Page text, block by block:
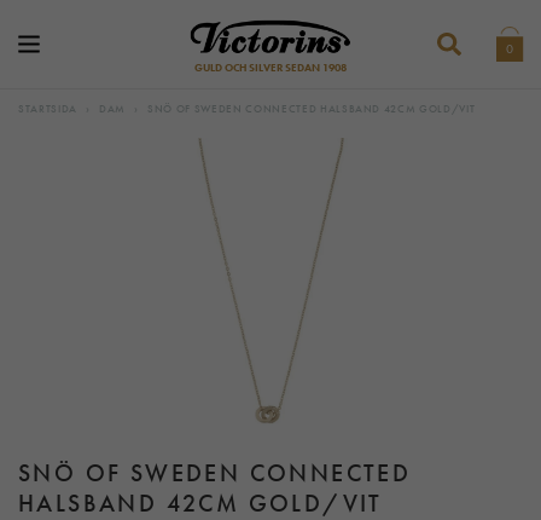
GULD OCH SILVER SEDAN 1908
0
STARTSIDA DAM SNÖ OF SWEDEN CONNECTED HALSBAND 42CM GOLD/VIT
SNÖ OF SWEDEN CONNECTED
HALSBAND 42CM GOLD/VIT